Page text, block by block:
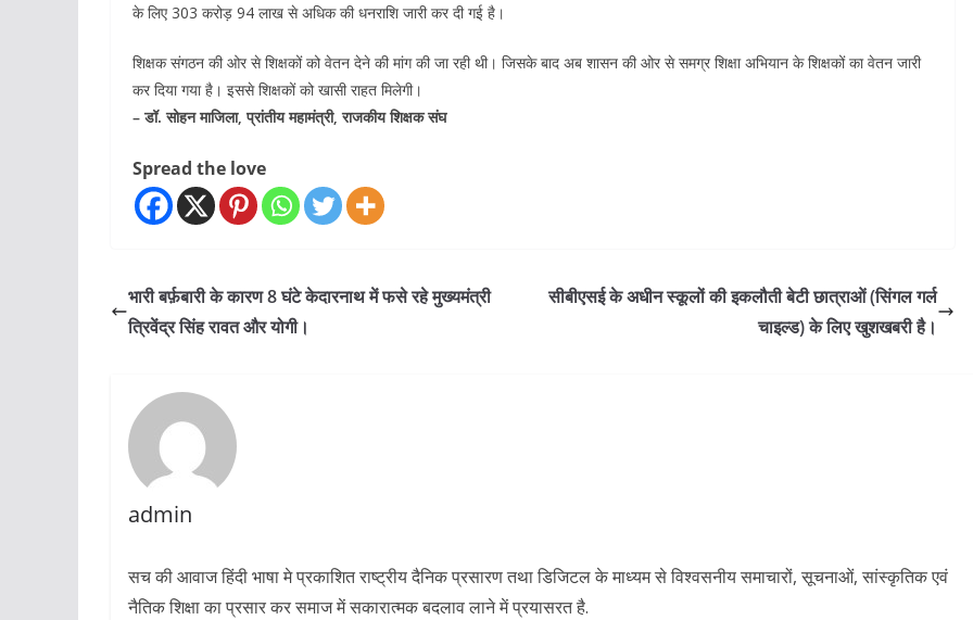
के लिए 303 करोड़ 94 लाख से अधिक की धनराशि जारी कर दी गई है।
शिक्षक संगठन की ओर से शिक्षकों को वेतन देने की मांग की जा रही थी। जिसके बाद अब शासन की ओर से समग्र शिक्षा अभियान के शिक्षकों का वेतन जारी
कर दिया गया है। इससे शिक्षकों को खासी राहत मिलेगी।
– डॉ. सोहन माजिला, प्रांतीय महामंत्री, राजकीय शिक्षक संघ
Spread the love
भारी बर्फ़बारी के कारण 8 घंटे केदारनाथ में फसे रहे मुख्यमंत्री
त्रिवेंद्र सिंह रावत और योगी।
सीबीएसई के अधीन स्कूलों की इकलौती बेटी छात्राओं (सिंगल गर्ल
चाइल्ड) के लिए खुशखबरी है।
admin
सच की आवाज हिंदी भाषा मे प्रकाशित राष्ट्रीय दैनिक प्रसारण तथा डिजिटल के माध्यम से विश्वसनीय समाचारों, सूचनाओं, सांस्कृतिक एवं
नैतिक शिक्षा का प्रसार कर समाज में सकारात्मक बदलाव लाने में प्रयासरत है.